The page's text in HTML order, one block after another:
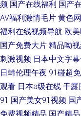
频 国产在线福利 国产
AV福利激情毛片 黄色
福利在线视频导航 欧
国产免费大片 精品呦
刺激视频 日本中文字
日韩伦理午夜 91碰超
观看 日本a级在线 干露
91 国产美女91视频 国
免费视频精品 国产精